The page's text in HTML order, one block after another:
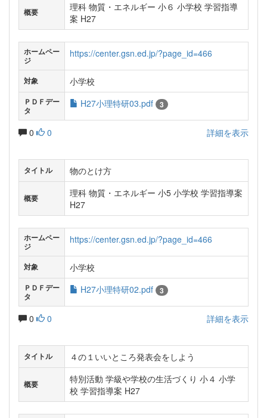
概要
理科 物質・エネルギー 小６ 小学校 学習指導
案 H27
ホームペー
ジ
https://center.gsn.ed.jp/?page_id=466
対象 小学校
ＰＤＦデー
タ
H27小理特研03.pdf 3
0 0 詳細を表示
タイトル 物のとけ方
概要
理科 物質・エネルギー 小5 小学校 学習指導案
H27
ホームペー
ジ
https://center.gsn.ed.jp/?page_id=466
対象 小学校
ＰＤＦデー
タ
H27小理特研02.pdf 3
0 0 詳細を表示
タイトル ４の１いいところ発表会をしよう
概要
特別活動 学級や学校の生活づくり 小４ 小学
校 学習指導案 H27